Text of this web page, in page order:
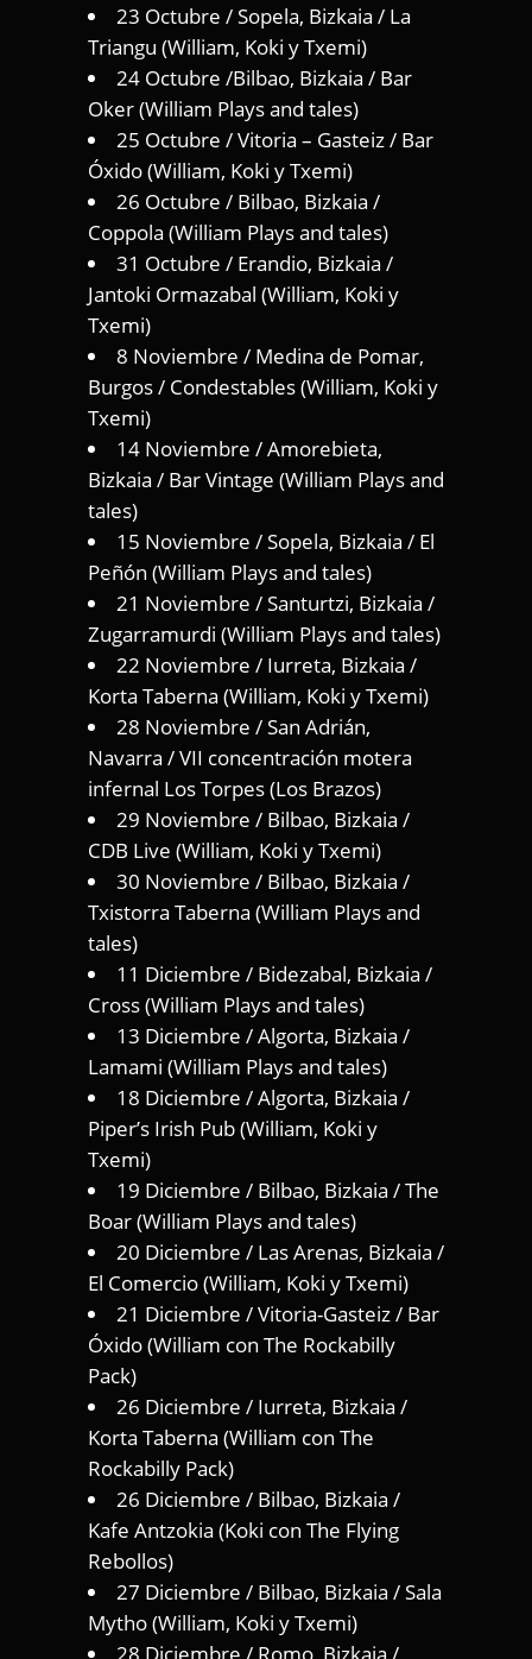
23 Octubre / Sopela, Bizkaia / La
Triangu (William, Koki y Txemi)
24 Octubre /Bilbao, Bizkaia / Bar
Oker (William Plays and tales)
25 Octubre / Vitoria – Gasteiz / Bar
Óxido (William, Koki y Txemi)
26 Octubre / Bilbao, Bizkaia /
Coppola (William Plays and tales)
31 Octubre / Erandio, Bizkaia /
Jantoki Ormazabal (William, Koki y
Txemi)
8 Noviembre / Medina de Pomar,
Burgos / Condestables (William, Koki y
Txemi)
14 Noviembre / Amorebieta,
Bizkaia / Bar Vintage (William Plays and
tales)
15 Noviembre / Sopela, Bizkaia / El
Peñón (William Plays and tales)
21 Noviembre / Santurtzi, Bizkaia /
Zugarramurdi (William Plays and tales)
22 Noviembre / Iurreta, Bizkaia /
Korta Taberna (William, Koki y Txemi)
28 Noviembre / San Adrián,
Navarra / VII concentración motera
infernal Los Torpes (Los Brazos)
29 Noviembre / Bilbao, Bizkaia /
CDB Live (William, Koki y Txemi)
30 Noviembre / Bilbao, Bizkaia /
Txistorra Taberna (William Plays and
tales)
11 Diciembre / Bidezabal, Bizkaia /
Cross (William Plays and tales)
13 Diciembre / Algorta, Bizkaia /
Lamami (William Plays and tales)
18 Diciembre / Algorta, Bizkaia /
Piper’s Irish Pub (William, Koki y
Txemi)
19 Diciembre / Bilbao, Bizkaia / The
Boar (William Plays and tales)
20 Diciembre / Las Arenas, Bizkaia /
El Comercio (William, Koki y Txemi)
21 Diciembre / Vitoria-Gasteiz / Bar
Óxido (William con The Rockabilly
Pack)
26 Diciembre / Iurreta, Bizkaia /
Korta Taberna (William con The
Rockabilly Pack)
26 Diciembre / Bilbao, Bizkaia /
Kafe Antzokia (Koki con The Flying
Rebollos)
27 Diciembre / Bilbao, Bizkaia / Sala
Mytho (William, Koki y Txemi)